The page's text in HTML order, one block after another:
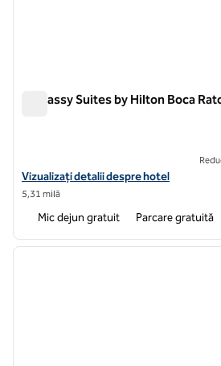
Embassy Suites by Hilton Boca
Vizualizați detaliile hotelului pentru
Vizualizați detalii despre hotel
5,31 milă
Mic dejun gratuit Parcare gratuită
1 din 12